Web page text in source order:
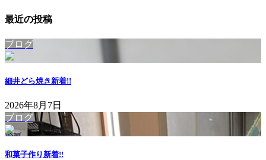
最近の投稿
ブログ
細井どら焼き新着!!
2026年8月7日
ブログ
和菓子作り新着!!